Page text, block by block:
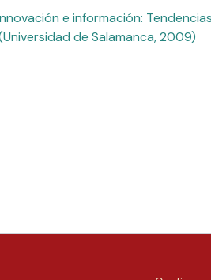
e información: Tendencias
de Salamanca, 2009)